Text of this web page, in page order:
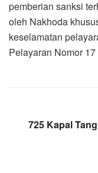
pemberian sanksi
oleh Nakhoda
keselamatan
Pelayaran Nomor
725 Kapal